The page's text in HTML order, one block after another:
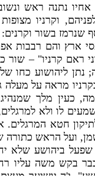
אחיו נתנה ראש
, וקרניו
שנרמז בשור וקרנים
ארץ והם רבבות
ראם קרניו" – שור
; נתן ליהושוע כחו
מראה על מעלה
, כעין מלך
לו ולא למרגלים
חטא המרגלים.
, ועל הראש כתורה
ביהושע שלא
בקש משה עליו